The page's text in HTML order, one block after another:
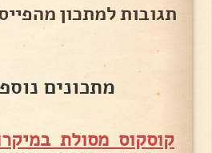
תגובות למתכון
מתכונים
קוסקוס מסולת